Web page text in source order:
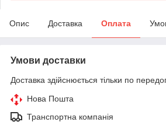
Опис Доставка Оплата
Умови доставки
Доставка здійснюється тільки по
Нова Пошта
Транспортна компанія